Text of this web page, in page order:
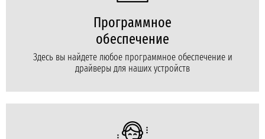
Программное
обеспечение
Здесь вы найдете любое программное обеспечение и
драйверы для наших устройств